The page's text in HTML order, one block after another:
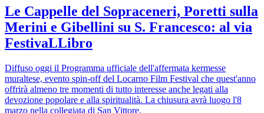
Le Cappelle del Sopraceneri, Poretti sulla
Merini e Gibellini su S. Francesco: al via
FestivaLLibro
Diffuso oggi il Programma ufficiale dell'affermata kermesse
muraltese, evento spin-off del Locarno Film Festival che quest'anno
offrirà almeno tre momenti di tutto interesse anche legati alla
devozione popolare e alla spiritualità. La chiusura avrà luogo l'8
marzo nella collegiata di San Vittore.